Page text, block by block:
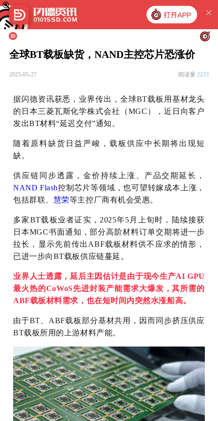
全球BT载板缺货，NAND主控芯片恐涨价
2025-05-27 阅读量 2233
据闪德资讯获悉，业界传出，全球BT载板用基材龙头
的日本三菱瓦斯化学株式会社（MGC），近日向客户
发出BT材料“延迟交付”通知。
随着原料缺货日益严峻，载板供应中长期将出现短
缺。
供应链同步透露，金价持续上涨、产品交期延长，
NAND Flash控制芯片等领域，也可望转嫁成本上涨，
包括群联、 慧荣等主控厂商有机会受惠。
多家BT载板业者证实，2025年5月上旬时，陆续接获
日本MGC书面通知，部分高阶材料订单交期将进一步
拉长，显示先前传出ABF载板材料供不应求的情形，
已进一步向BT载板供应链蔓延。
业界人士透露，延后主因估计是由于现今生产AI GPU
最火热的CoWoS先进封装产能需求大爆发，其所需的
ABF载板材料需求，也在短时间内突然水涨船高。
由于BT、ABF载板部分基材共用，因而同步挤压供应
BT载板所用的上游材料产能。